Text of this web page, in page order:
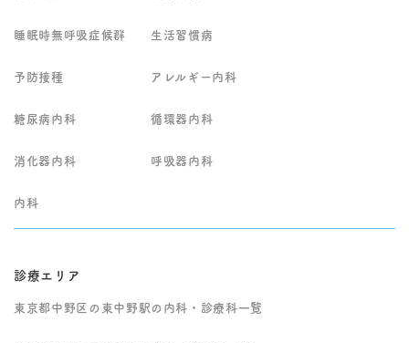
睡眠時無呼吸症候群 生活習慣病
予防接種 アレルギー内科
糖尿病内科 循環器内科
消化器内科 呼吸器内科
内科
診療エリア
東京都中野区の東中野駅の内科・診療科一覧